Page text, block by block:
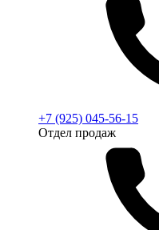
+7 (925) 045-56-15
Отдел продаж